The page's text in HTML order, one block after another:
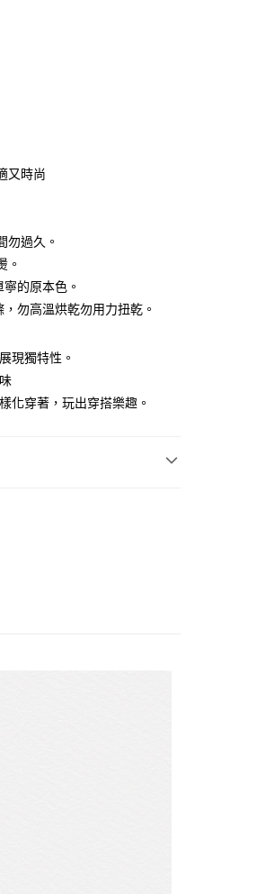
用戶可立即使用無須另外申請。
成立後會自動跳轉到大哥付的交易
數、繳款截止日，確認付款後即
或遇審核未通過，訂單將自動取
未達大哥付你分期系統評分，恕
分期」於每月結算日後寄送繳費提
商條碼／台灣大直營門市／銀行轉
繳費。
」（以下簡稱本公司）所提供，讓
服務，並由商店將買賣／分期付
契約關係目的，商店將以您的個人
灣大哥大進項蒐集、處理及利
運費
又時尚
勿過久。
。
的原本色。
勿高溫烘乾勿用力扭乾。
現獨特性。
化穿著，玩出穿搭樂趣。